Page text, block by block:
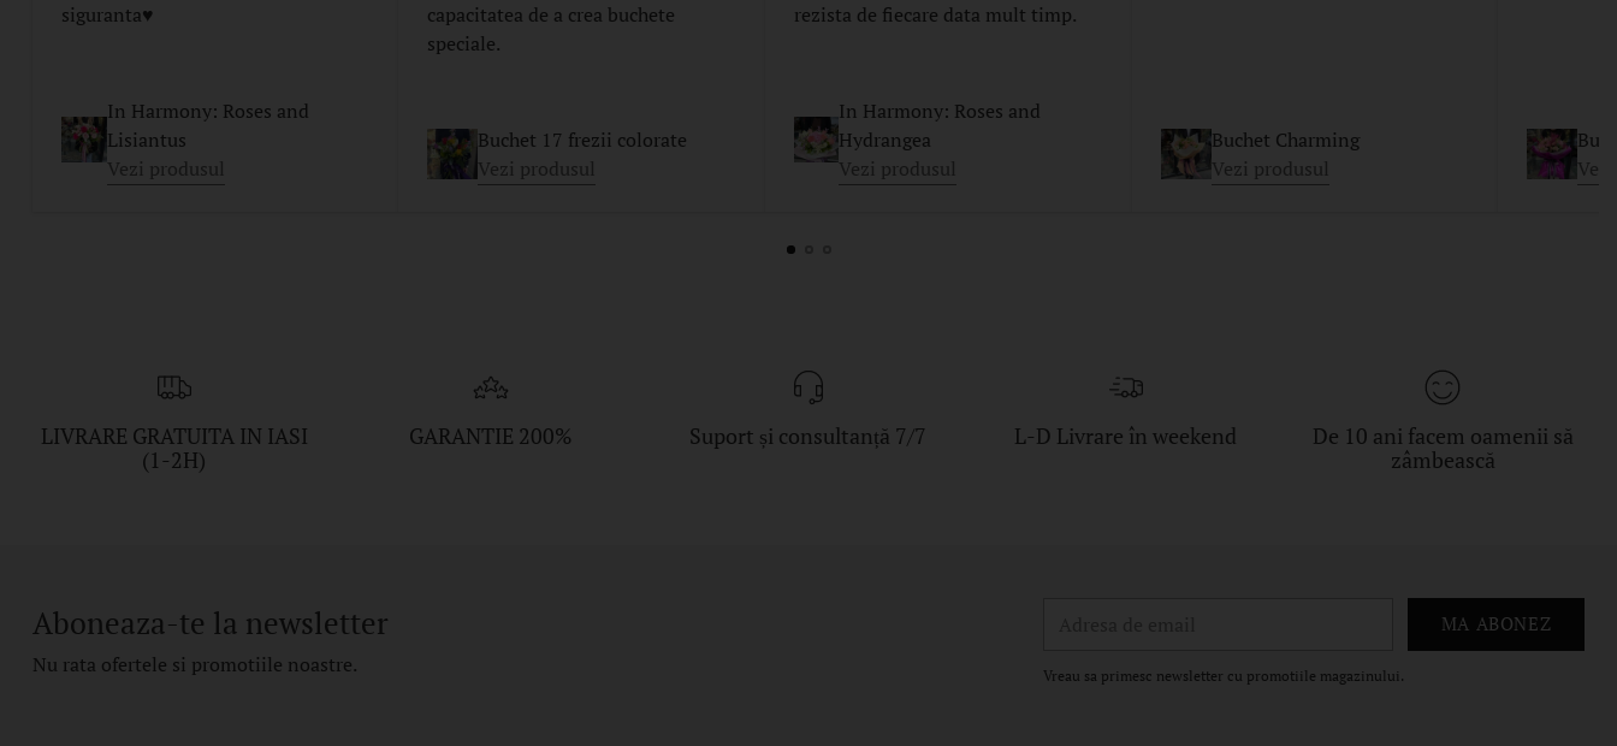
siguranta♥️
In Harmony: Roses and
Lisiantus
Vezi produsul
capacitatea de a crea buchete
speciale.
Buchet 17 frezii colorate
Vezi produsul
rezista de fiecare data mult timp.
In Harmony: Roses and
Hydrangea
Vezi produsul
Buchet Charming
Vezi produsul
LIVRARE GRATUITA IN IASI
(1-2H)
GARANTIE 200% Suport și consultanță 7/7 L-D Livrare în weekend
De 10 ani facem oamenii să
zâmbească
Aboneaza-te la newsletter
Nu rata ofertele si promotiile noastre.
email
MA ABONEZ
Vreau sa primesc newsletter cu promotiile magazinului.